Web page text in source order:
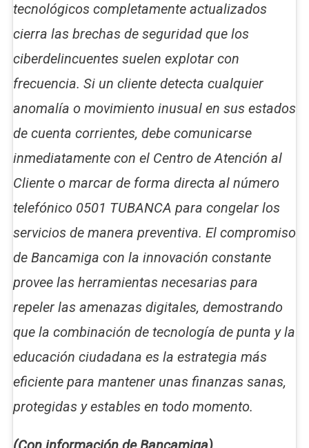
tecnológicos completamente actualizados
cierra las brechas de seguridad que los
ciberdelincuentes suelen explotar con
frecuencia. Si un cliente detecta cualquier
anomalía o movimiento inusual en sus estados
de cuenta corrientes, debe comunicarse
inmediatamente con el Centro de Atención al
Cliente o marcar de forma directa al número
telefónico 0501 TUBANCA para congelar los
servicios de manera preventiva. El compromiso
de Bancamiga con la innovación constante
provee las herramientas necesarias para
repeler las amenazas digitales, demostrando
que la combinación de tecnología de punta y la
educación ciudadana es la estrategia más
eficiente para mantener unas finanzas sanas,
protegidas y estables en todo momento.